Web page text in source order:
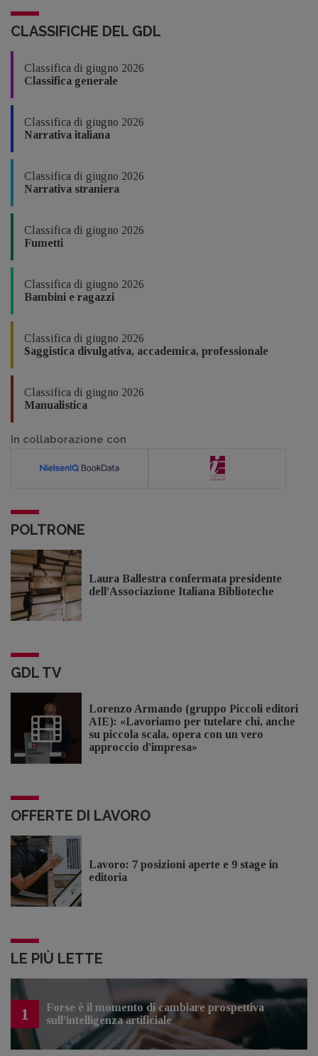
CLASSIFICHE DEL GDL
Classifica di giugno 2026
Classifica generale
Classifica di giugno 2026
Narrativa italiana
Classifica di giugno 2026
Narrativa straniera
Classifica di giugno 2026
Fumetti
Classifica di giugno 2026
Bambini e ragazzi
Classifica di giugno 2026
Saggistica divulgativa, accademica, professionale
Classifica di giugno 2026
Manualistica
In collaborazione con
POLTRONE
Laura Ballestra confermata presidente
dell’Associazione Italiana Biblioteche
GDL TV
Lorenzo Armando (gruppo Piccoli editori
AIE): «Lavoriamo per tutelare chi, anche
su piccola scala, opera con un vero
approccio d'impresa»
OFFERTE DI LAVORO
Lavoro: 7 posizioni aperte e 9 stage in
editoria
LE PIÙ LETTE
1
Forse è il momento di cambiare prospettiva
sull’intelligenza artificiale